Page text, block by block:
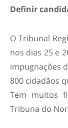
Definir
O Tribunal
nos dias 25 e
impugnações
800 cidadãos
Tem muitos
Tribuna do